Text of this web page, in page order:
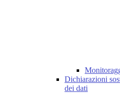
Dichiarazioni
dei dati